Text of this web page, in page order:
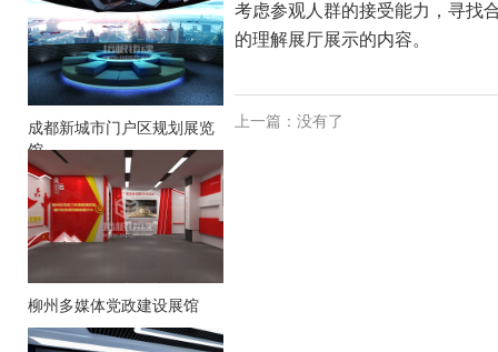
成都新城市门户区规划展览
馆
柳州多媒体党政建设展馆
考虑参观人群的接受能力，寻找
的理解展厅展示的内容。
上一篇：没有了